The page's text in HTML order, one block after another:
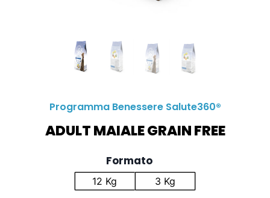
Programma Benessere Salute360®
ADULT MAIALE GRAIN FREE
Formato
12 Kg 3 Kg